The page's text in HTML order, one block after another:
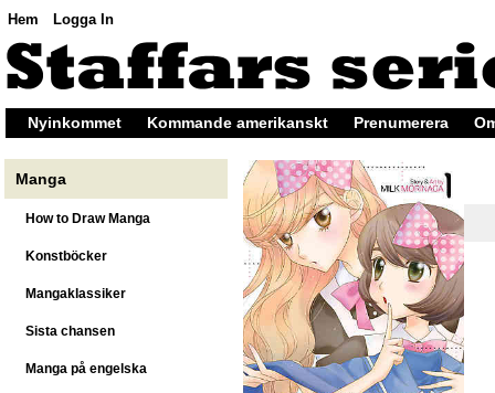
Hem Logga In
Nyinkommet Kommande amerikanskt Prenumerera
Manga
How to Draw Manga
Konstböcker
Mangaklassiker
Sista chansen
Manga på engelska